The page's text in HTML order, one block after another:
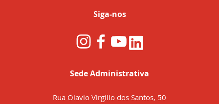
Siga-nos
Sede Administrativa
Rua Olavio Virgilio dos Santos, 50